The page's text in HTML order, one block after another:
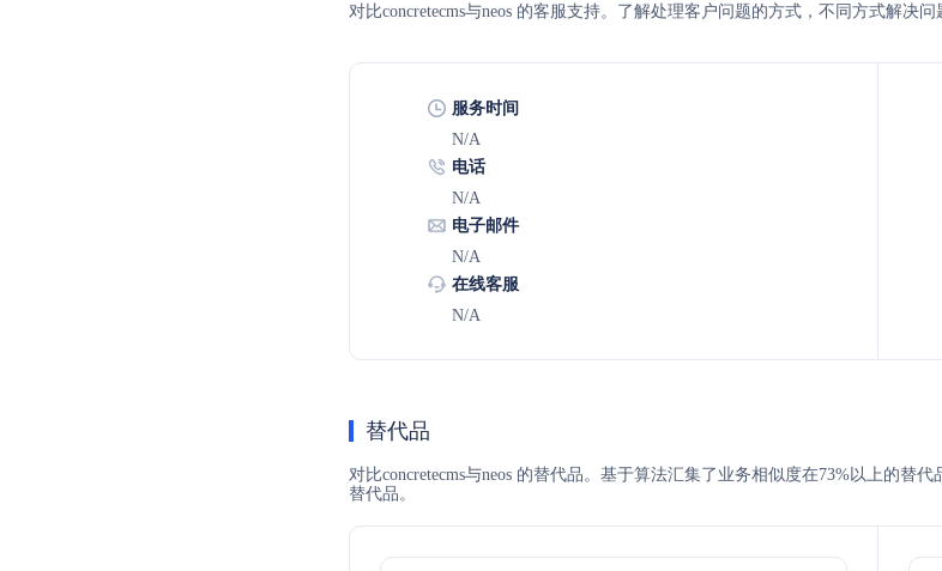
对比concretecms与neos 的客服支持。了解处理客户问题的方式，不同方式解决
服务时间
N/A
电话
N/A
电子邮件
N/A
在线客服
N/A
替代品
对比concretecms与neos 的替代品。基于算法汇集了业务相似度在73%以上的替
替代品。